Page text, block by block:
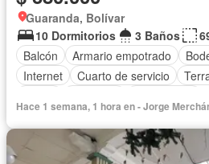
Guaranda, Bolívar
10 Dormitorios
3 Baños
Balcón
Armario empotrado
Internet
Cuarto de servicio
Hace 1 semana, 1 hora en - Jorge